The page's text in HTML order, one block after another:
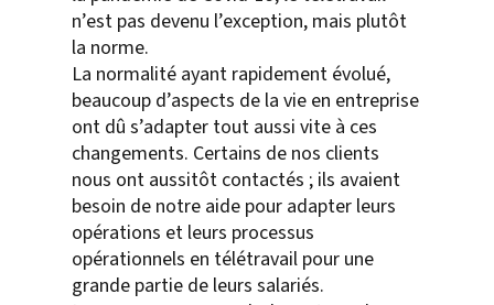
n’est pas devenu l’exception, mais plutôt
la norme.
La normalité ayant rapidement évolué,
beaucoup d’aspects de la vie en entreprise
ont dû s’adapter tout aussi vite à ces
changements. Certains de nos clients
nous ont aussitôt contactés ; ils avaient
besoin de notre aide pour adapter leurs
opérations et leurs processus
opérationnels en télétravail pour une
grande partie de leurs salariés.